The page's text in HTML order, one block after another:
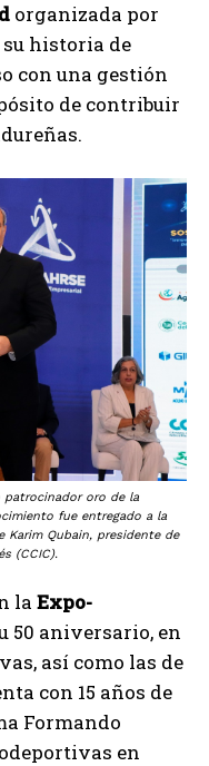
organizada por
historia de
con una gestión
de contribuir
oro de la
fue entregado a la
Karim Qubain, presidente de
(CCIC).
la Expo-
50 aniversario, en
así como las de
con 15 años de
Formando
en